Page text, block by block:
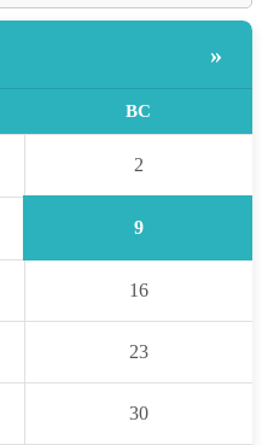
»
ВС
2
9
16
23
30